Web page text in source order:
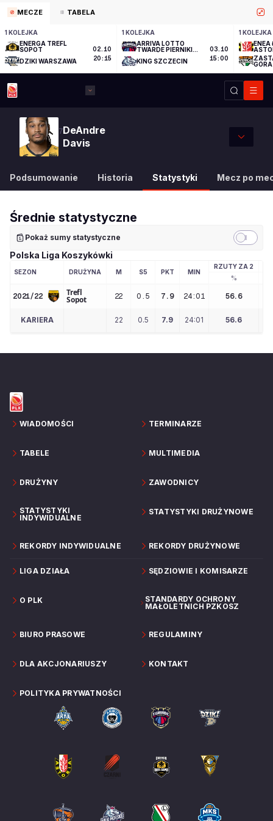
MECZE TABELA
1 KOLEJKA
ENERGA TREFL
SOPOT
DZIKI WARSZAWA
02.10
20:15
1 KOLEJKA
ARRIVA LOTTO
TWARDE PIERNIKI
KING SZCZECIN
03.10
15:00
1 KOLEJKA
ENEA
GÓRA
7DeAndre
Davis
Podsumowanie Historia Statystyki Mecz po
Średnie statystyczne
Pokaż sumy statystyczne
Polska Liga Koszykówki
SEZON DRUŻYNA M S5 PKT MIN
RZUTY ZA 2
%
2021/22 Trefl
Sopot 22 0.5 7.9 24:01 56.6
KARIERA 22 0.5 7.9 24:01 56.6
WIADOMOŚCI TERMINARZE
TABELE MULTIMEDIA
DRUŻYNY ZAWODNICY
STATYSTYKI
INDYWIDUALNE
STATYSTYKI DRUŻYNOWE
REKORDY INDYWIDUALNE REKORDY DRUŻYNOWE
LIGA DZIAŁA SĘDZIOWIE I KOMISARZE
O PLK
STANDARDY OCHRONY
MAŁOLETNICH PZKOSZ
BIURO PRASOWE REGULAMINY
DLA AKCJONARIUSZY KONTAKT
POLITYKA PRYWATNOŚCI